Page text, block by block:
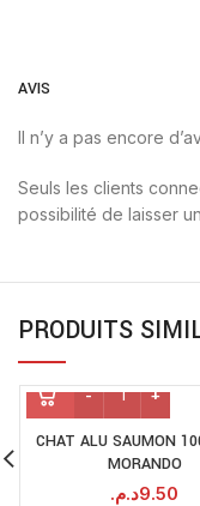
AVIS
Il n’y a pas encore
Seuls les clients
possibilité de laisser
PRODUITS
CHAT ALU SAUMON
MORANDO
9.50د.م.